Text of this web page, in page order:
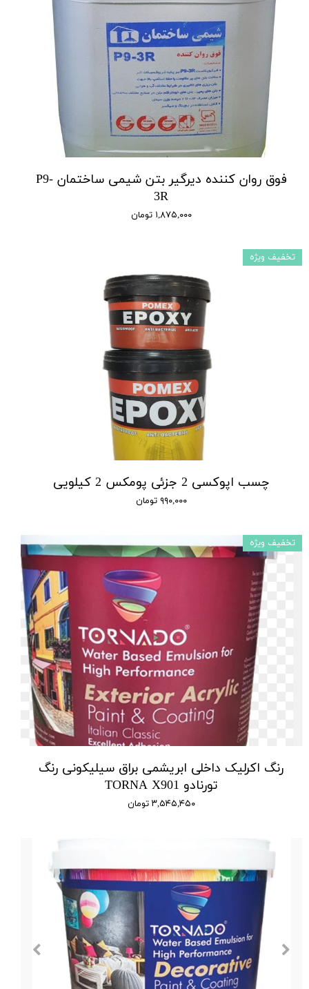
فوق روان کننده دیرگیر بتن شیمی ساختمان P9-
3R
۱,۸۷۵,۰۰۰ تومان
چسب اپوکسی 2 جزئی پومکس 2 کیلویی
۹۹۰,۰۰۰ تومان
تخفیف ویژه
رنگ اکرلیک داخلی ابریشمی براق سیلیکونی رنگ
تورنادو TORNA X901
۳,۵۴۵,۴۵۰ تومان
تخفیف ویژه